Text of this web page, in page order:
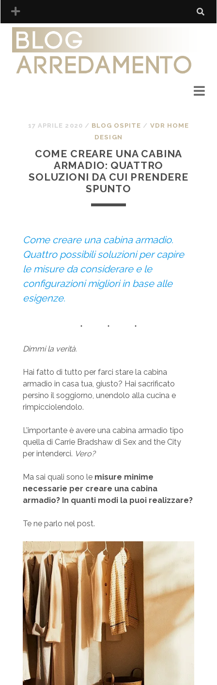
17 APRILE 2020 / BLOG OSPITE / VDR HOME
DESIGN
COME CREARE UNA CABINA
ARMADIO: QUATTRO
SOLUZIONI DA CUI PRENDERE
SPUNTO
Come creare una cabina armadio.
Quattro possibili soluzioni per capire
le misure da considerare e le
configurazioni migliori in base alle
esigenze.
Dimmi la verità.
Hai fatto di tutto per farci stare la cabina
armadio in casa tua, giusto? Hai sacrificato
persino il soggiorno, unendolo alla cucina e
rimpicciolendolo.
L’importante è avere una cabina armadio tipo
quella di Carrie Bradshaw di Sex and the City
per intenderci. Vero?
Ma sai quali sono le misure minime
necessarie per creare una cabina
armadio? In quanti modi la puoi realizzare?
Te ne parlo nel post.